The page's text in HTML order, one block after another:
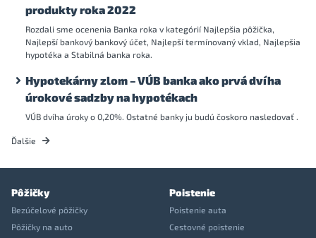
produkty roka 2022
Rozdali sme ocenenia Banka roka v kategórií Najlepšia pôžička,
Najlepší bankový bankový účet, Najlepší termínovaný vklad, Najlepšia
hypotéka a Stabilná banka roka.
Hypotekárny zlom – VÚB banka ako prvá dvíha
úrokové sadzby na hypotékach
VÚB dvíha úroky o 0,20%. Ostatné banky ju budú čoskoro nasledovať .
Ďalšie
Pôžičky
Bezúčelové pôžičky
Pôžičky na auto
Poistenie
Poistenie auta
Cestovné poistenie